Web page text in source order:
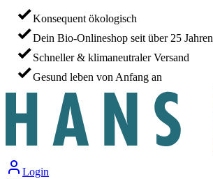
Konsequent ökologisch
Dein Bio-Onlineshop seit über 25 Jahren
Schneller & klimaneutraler Versand
Gesund leben von Anfang an
Login